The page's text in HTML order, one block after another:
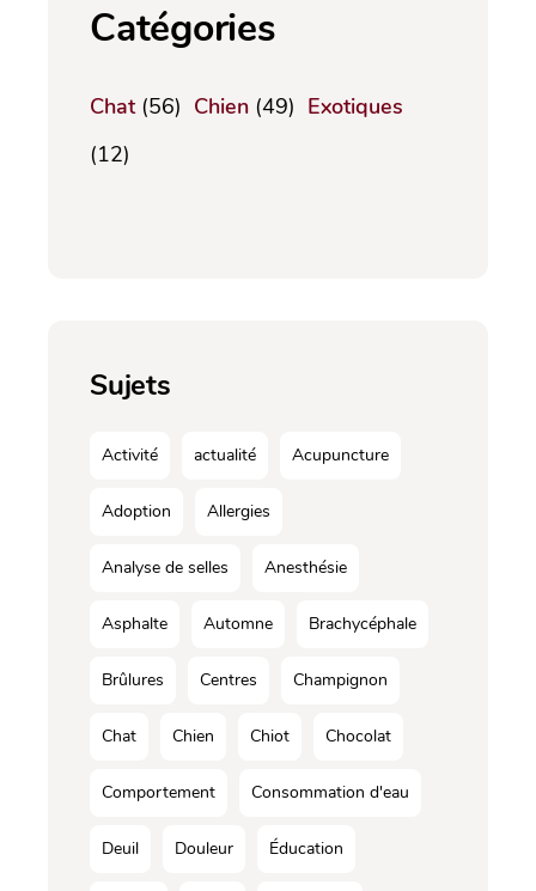
Catégories
Chat(56) Chien (49) Exotiques
(12)
Sujets
Activité actualité Acupuncture
Adoption Allergies
Analyse de selles Anesthésie
Asphalte Automne Brachycéphale
Brûlures Centres Champignon
Chat Chien Chiot Chocolat
Comportement Consommation d'eau
Deuil Douleur Éducation